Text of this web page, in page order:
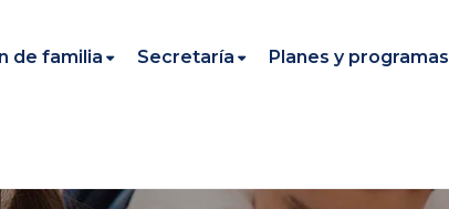
de familia Secretaría Planes y programas